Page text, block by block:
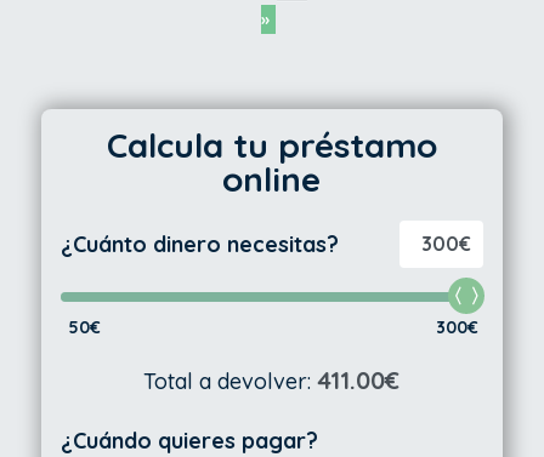
»
Calcula tu préstamo
online
¿Cuánto dinero necesitas? 300€
50€ 300€
Total a devolver:411.00€
¿Cuándo quieres pagar?